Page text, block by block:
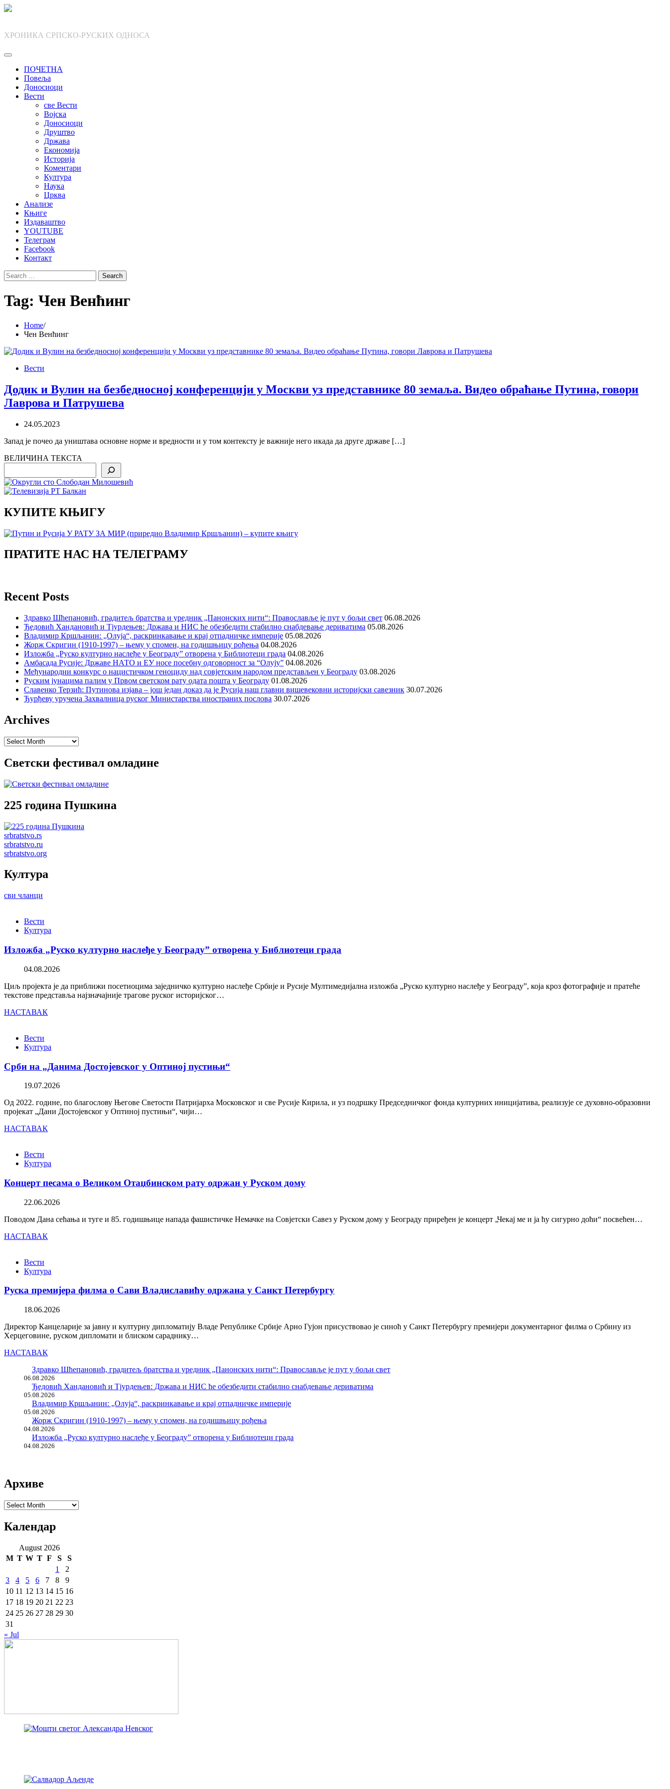
Skip
ХРОНИКА СРПСКО-РУСКИХ ОДНОСА
ПОЧЕТНА
Повеља
Доносиоци
Вести
све Вести
Војска
Доносиоци
Друштво
Држава
Економија
Историја
Коментари
Култура
Наука
Црква
Анализе
Књиге
Издаваштво
YOUTUBE
Телеграм
Facebook
Контакт
Search
for:
Tag: Чен Венћинг
Home
Чен Венћинг
Вести
Додик и Вулин на безбедносној конференцији у Москви уз представнике 80 земаља. Видео обраћање Путина, говори
Лаврова и Патрушева
24.05.2023
Запад је почео да уништава основне норме и вредности и у том контексту је важније него икада да друге државе […]
ВЕЛИЧИНА ТЕКСТА
КУПИТЕ КЊИГУ
ПРАТИТЕ НАС НА ТЕЛЕГРАМУ
Recent Posts
Здравко Шћепановић, градитељ братства и уредник „Панонских нити“: Православље је пут у бољи свет 06.08.2026
Ђедовић Хандановић и Тјурдењев: Држава и НИС ће обезбедити стабилно снабдевање дериватима 05.08.2026
Владимир Кршљанин: „Олуја“, раскринкавање и крај отпадничке империје 05.08.2026
Жорж Скригин (1910-1997) – њему у спомен, на годишњицу рођења 04.08.2026
Изложба „Руско културно наслеђе у Београду” отворена у Библиотеци града 04.08.2026
Амбасада Русије: Државе НАТО и ЕУ носе посебну одговорност за “Олују” 04.08.2026
Међународни конкурс о нацистичком геноциду над совјетским народом представљен у Београду 03.08.2026
Руским јунацима палим у Првом светском рату одата пошта у Београду 01.08.2026
Славенко Терзић: Путинова изјава – још један доказ да је Русија наш главни вишевековни историјски савезник 30.07.2026
Ђурђеву уручена Захвалница руског Министарства иностраних послова 30.07.2026
Archives
Archives
Светски фестивал омладине
225 година Пушкина
srbratstvo.rs
srbratstvo.ru
srbratstvo.org
Култура
сви чланци
Вести
Култура
Изложба „Руско културно наслеђе у Београду” отворена у Библиотеци града
04.08.2026
Циљ пројекта је да приближи посетиоцима заједничко културно наслеђе Србије и Русије Мултимедијална изложба „Руско културно наслеђе у Београду”, која кроз фотографије и пратеће
текстове представља најзначајније трагове руског историјског…
НАСТАВАК
Вести
Култура
Срби на „Данима Достојевског у Оптиној пустињи“
19.07.2026
Од 2022. године, по благослову Његове Светости Патријарха Московског и све Русије Кирила, и уз подршку Председничког фонда културних иницијатива, реализује се духовно-образовни
пројекат „Дани Достојевског у Оптиној пустињи“, чији…
НАСТАВАК
Вести
Култура
Концерт песама о Великом Отаџбинском рату одржан у Руском дому
22.06.2026
Поводом Дана сећања и туге и 85. годишњице напада фашистичке Немачке на Совјетски Савез у Руском дому у Београду приређен је концерт „Чекај ме и ја ћу сигурно доћи“ посвећен…
НАСТАВАК
Вести
Култура
Руска премијера филма о Сави Владиславићу одржана у Санкт Петербургу
18.06.2026
Директор Канцеларије за јавну и културну дипломатију Владе Републике Србије Арно Гујон присуствовао је синоћ у Санкт Петербургу премијери документарног филма о Србину из
Херцеговине, руском дипломати и блиском сараднику…
НАСТАВАК
Здравко Шћепановић, градитељ братства и уредник „Панонских нити“: Православље је пут у бољи свет
06.08.2026
Ђедовић Хандановић и Тјурдењев: Држава и НИС ће обезбедити стабилно снабдевање дериватима
05.08.2026
Владимир Кршљанин: „Олуја“, раскринкавање и крај отпадничке империје
05.08.2026
Жорж Скригин (1910-1997) – њему у спомен, на годишњицу рођења
04.08.2026
Изложба „Руско културно наслеђе у Београду” отворена у Библиотеци града
04.08.2026
Архиве
Архиве
Календар
August 2026
M T W T F S
S
1
2
3
4 5 6 7 8
9
10 11 12 13 14 15 16
17 18 19 20 21 22 23
24 25 26 27 28 29 30
31
« Jul